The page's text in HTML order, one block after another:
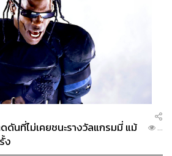
นที่ไม่เคยชนะรางวัลแกรมมี่ แม้
ง
...